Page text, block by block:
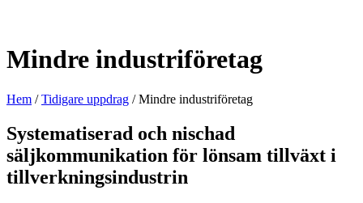
Mindre industriföretag
Hem / Tidigare uppdrag / Mindre industriföretag
Systematiserad och nischad
säljkommunikation för lönsam tillväxt i
tillverkningsindustrin